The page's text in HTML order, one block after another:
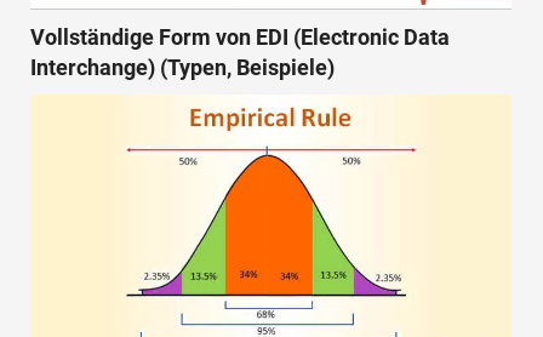
Vollständige Form von EDI (Electronic Data
Interchange) (Typen, Beispiele)